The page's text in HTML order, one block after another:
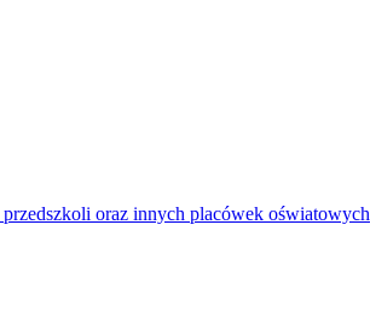
przedszkoli oraz innych placówek oświatowych